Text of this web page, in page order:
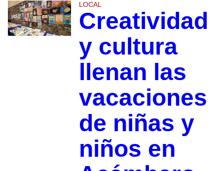
LOCAL
Creatividad
y cultura
llenan las
vacaciones
de niñas y
niños en